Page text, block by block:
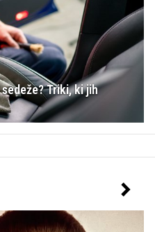
Triki, ki jih